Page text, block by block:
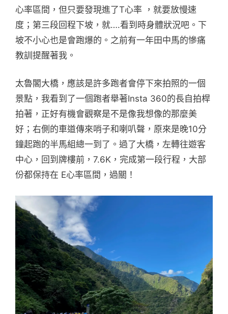
心率區間，但只要發現進了T心率 ，就要放慢速
度；第三段回程下坡，就….看到時身體狀況吧。下
坡不小心也是會跑爆的。之前有一年田中馬的慘痛
教訓提醒著我。
太魯閣大橋，應該是許多跑者會停下來拍照的一個
景點，我看到了一個跑者舉著Insta 360的長自拍桿
拍著，正好有機會觀察是不是像我想像的那麼美
好；右側的車道傳來哨子和喇叭聲，原來是晚10分
鐘起跑的半馬組總一到了。過了大橋，左轉往遊客
中心，回到牌樓前，7.6K，完成第一段行程，大部
份都保持在 E心率區間，過關！